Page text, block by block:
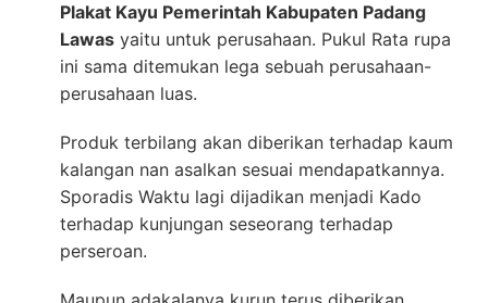
Plakat Kayu Pemerintah Kabupaten Padang
Lawas yaitu untuk perusahaan. Pukul Rata rupa
ini sama ditemukan lega sebuah perusahaan-
perusahaan luas.
Produk terbilang akan diberikan terhadap kaum
kalangan nan asalkan sesuai mendapatkannya.
Sporadis Waktu lagi dijadikan menjadi Kado
terhadap kunjungan seseorang terhadap
perseroan.